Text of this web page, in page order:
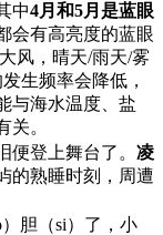
中4月和5月是蓝眼
会有高亮度的蓝眼
风，晴天/雨天/雾
生频率会降低，
与海水温度、盐
关。
便登上舞台了。 凌
的熟睡时刻，周遭
胆（si）了，小